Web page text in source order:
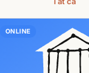
ONLINE